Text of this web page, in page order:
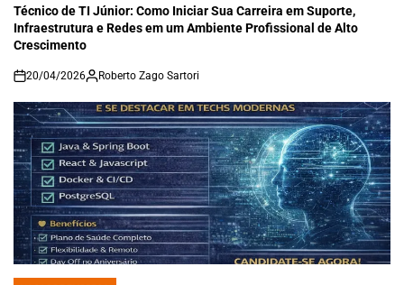
IN
Técnico de TI Júnior: Como Iniciar Sua Carreira em Suporte,
Infraestrutura e Redes em um Ambiente Profissional de Alto
Crescimento
on
20/04/2026 Roberto Zago Sartori